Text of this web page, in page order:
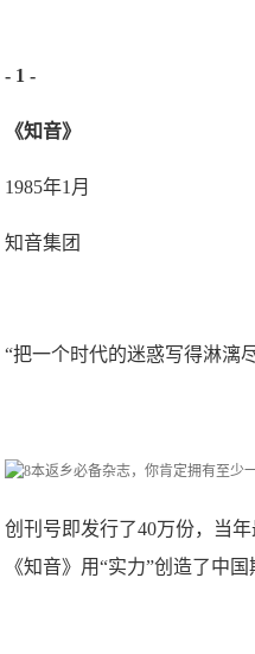
- 1 -
《知音》
1985年1月
知音集团
“把一个时代的迷惑写得淋漓
创刊号即发行了40万份，当年
《知音》用“实力”创造了中国